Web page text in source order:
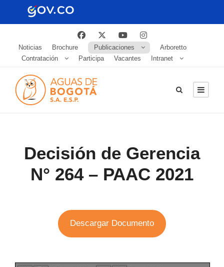
Noticias Brochure Publicaciones
Arboretto
Contratación
Participa Vacantes Intranet
Decisión de Gerencia
N° 264 – PAAC 2021
Descargar Documento